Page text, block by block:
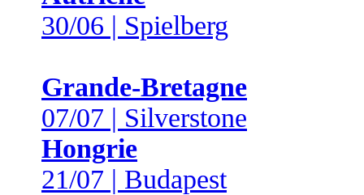
30/06 | Spielberg
Grande-Bretagne
07/07 | Silverstone
Hongrie
21/07 | Budapest